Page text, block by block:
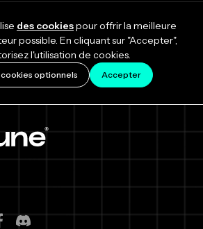
des cookiespour offrir la meilleure
possible. En cliquant sur "Accepter",
l'utilisation de cookies.
optionnels Accepter